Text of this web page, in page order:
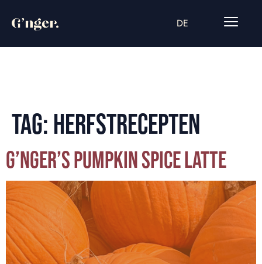
DE
TAG: HERFSTRECEPTEN
G’NGER’S PUMPKIN SPICE LATTE